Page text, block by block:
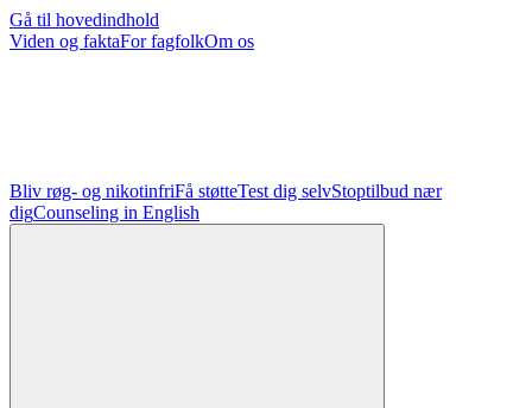
Gå til hovedindhold
Viden og faktaFor fagfolkOm os
Bliv røg- og nikotinfriFå støtteTest dig selvStoptilbud nær
digCounseling in English